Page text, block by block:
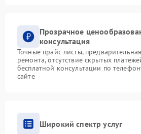
Прозрачное
консультация
Точные прайс-листы,
ремонта, отсутствие скрытых
бесплатной консультации по
сайте
Широкий спектр услуг